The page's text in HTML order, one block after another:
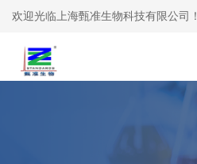
欢迎光临上海甄准生物科技有限公司！